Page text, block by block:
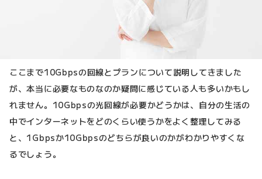
ここまで10Gbpsの回線とプランについて説明してきました
が、本当に必要なものなのか疑問に感じている人も多いかもし
れません。10Gbpsの光回線が必要かどうかは、自分の生活の
中でインターネットをどのくらい使うかをよく整理してみる
と、1Gbpsか10Gbpsのどちらが良いのかがわかりやすくな
るでしょう。